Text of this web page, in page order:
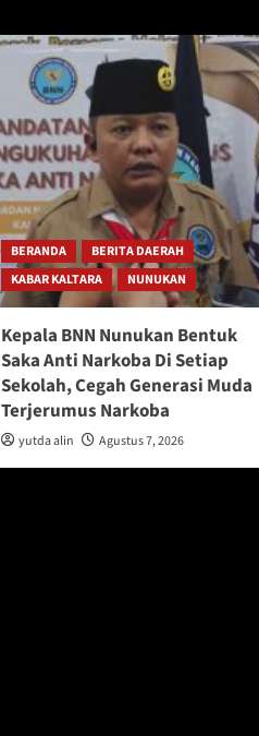
BERANDA
BERITA DAERAH
KABAR KALTARA
NUNUKAN
Kepala BNN Nunukan Bentuk
Saka Anti Narkoba Di Setiap
Sekolah, Cegah Generasi Muda
Terjerumus Narkoba
yutda alin Agustus 7, 2026